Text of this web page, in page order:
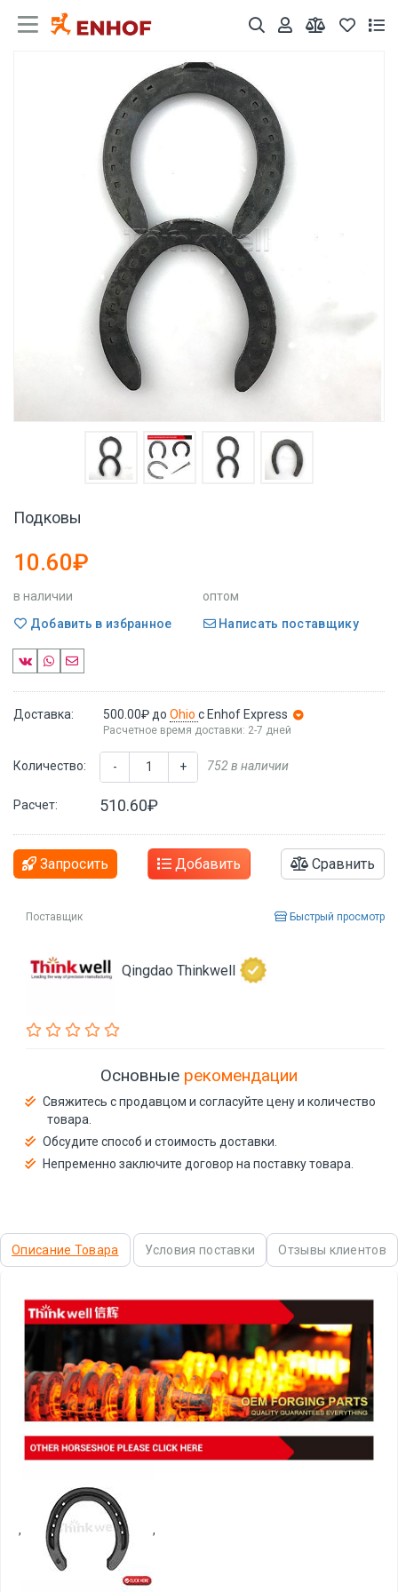
Подковы
10.60₽
в наличии
оптом
Добавить в избранное
Написать поставщику
Доставка: 500.00₽ до Ohio с Enhof Express
Расчетное время доставки: 2-7 дней
Количество: - + 752 в наличии
Расчет: 510.60₽
Запросить Добавить Сравнить
Поставщик Быстрый просмотр
Qingdao Thinkwell
Основные рекомендации
Свяжитесь с продавцом и согласуйте цену и количество
товара.
Обсудите способ и стоимость доставки.
Непременно заключите договор на поставку товара.
Описание Товара Условия поставки Отзывы клиентов
, ,